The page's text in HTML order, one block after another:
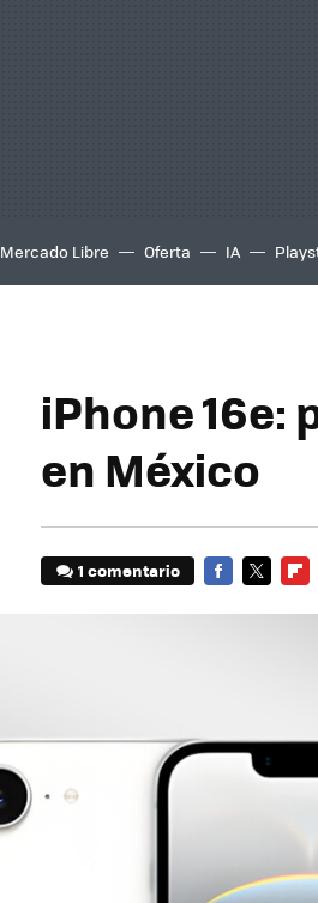
Mercado Libre Oferta IA
iPhone 16e:
en México
1 comentario